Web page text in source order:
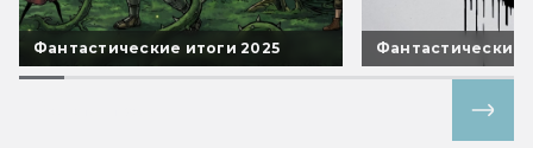
Фантастические итоги 2025 Фантастические